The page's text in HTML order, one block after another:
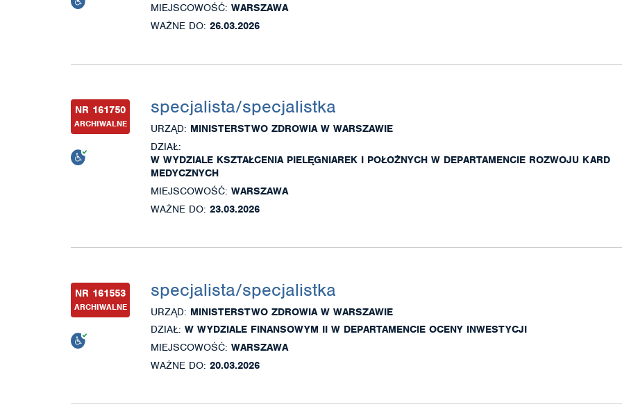
MIEJSCOWOŚĆ: WARSZAWA
WAŻNE DO: 26.03.2026
NR 161750
ARCHIWALNE
specjalista/specjalistka
URZĄD: MINISTERSTWO ZDROWIA W WARSZAWIE
DZIAŁ:
W WYDZIALE KSZTAŁCENIA PIELĘGNIAREK I POŁOŻNYCH W DEPARTAMENCIE ROZWOJU KARD
MEDYCZNYCH
MIEJSCOWOŚĆ: WARSZAWA
WAŻNE DO: 23.03.2026
NR 161553
ARCHIWALNE
specjalista/specjalistka
URZĄD: MINISTERSTWO ZDROWIA W WARSZAWIE
DZIAŁ: W WYDZIALE FINANSOWYM II W DEPARTAMENCIE OCENY INWESTYCJI
MIEJSCOWOŚĆ: WARSZAWA
WAŻNE DO: 20.03.2026